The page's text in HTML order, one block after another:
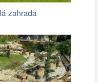
zahrada